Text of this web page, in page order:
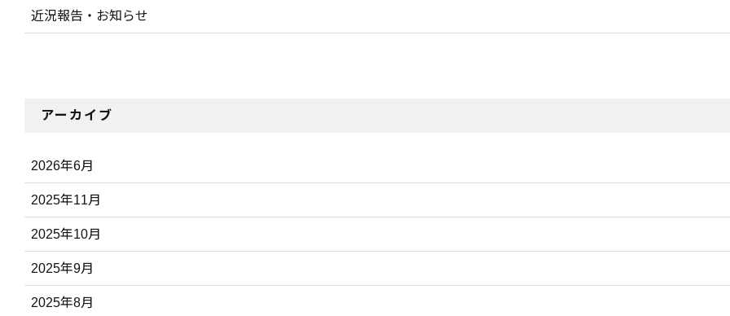
近況報告・お知らせ
アーカイブ
2026年6月
2025年11月
2025年10月
2025年9月
2025年8月